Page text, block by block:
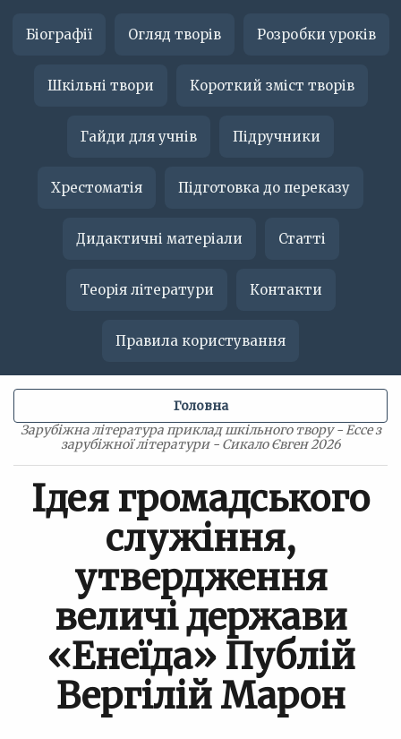
Біографії Огляд творів Розробки уроків
Шкільні твори Короткий зміст творів
Гайди для учнів Підручники
Хрестоматія Підготовка до переказу
Дидактичні матеріали Статті
Теорія літератури Контакти
Правила користування
Зарубіжна література приклад шкільного твору - Ессе з
зарубіжної літератури - Сикало Євген 2026
Головна
Ідея громадського
служіння,
утвердження
величі держави
«Енеїда» Публій
Вергілій Марон